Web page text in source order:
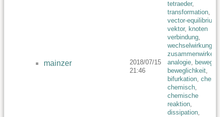
tetraeder,
transformation,
vector-equilibrium
vektor, knoten
verbindung,
wechselwirkung
zusammenwirken
mainzer
2018/07/15
21:46
analogie,
beweglichkeit,
bifurkation,
chemisch,
chemische
reaktion,
dissipation,